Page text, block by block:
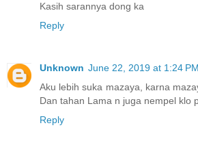
Kasih sarannya dong ka
Reply
Unknown June 22, 2019 at 1:24 PM
Aku lebih suka mazaya, karna
Dan tahan Lama n juga nempel klo
Reply